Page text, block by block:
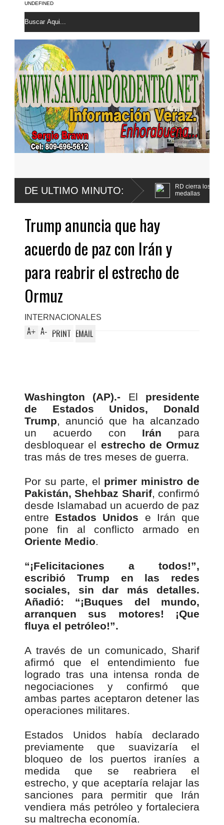
UNDEFINED
DE ULTIMO MINUTO:RD cierra los Juegos
medallas
Código Penal
Trump anuncia que hay
acuerdo de paz con Irán y
para reabrir el estrecho de
Ormuz
INTERNACIONALES
A+ A- PRINT EMAIL
Washington (AP).- El presidente
de Estados Unidos, Donald
Trump, anunció que ha alcanzado
un acuerdo con Irán para
desbloquear el estrecho de Ormuz
tras más de tres meses de guerra.
Por su parte, el primer ministro de
Pakistán, Shehbaz Sharif, confirmó
desde Islamabad un acuerdo de paz
entre Estados Unidos e Irán que
pone fin al conflicto armado en
Oriente Medio.
“¡Felicitaciones a todos!”,
escribió Trump en las redes
sociales, sin dar más detalles.
Añadió: “¡Buques del mundo,
arranquen sus motores! ¡Que
fluya el petróleo!”.
A través de un comunicado, Sharif
afirmó que el entendimiento fue
logrado tras una intensa ronda de
negociaciones y confirmó que
ambas partes aceptaron detener las
operaciones militares.
Estados Unidos había declarado
previamente que suavizaría el
bloqueo de los puertos iraníes a
medida que se reabriera el
estrecho, y que aceptaría relajar las
sanciones para permitir que Irán
vendiera más petróleo y fortaleciera
su maltrecha economía.